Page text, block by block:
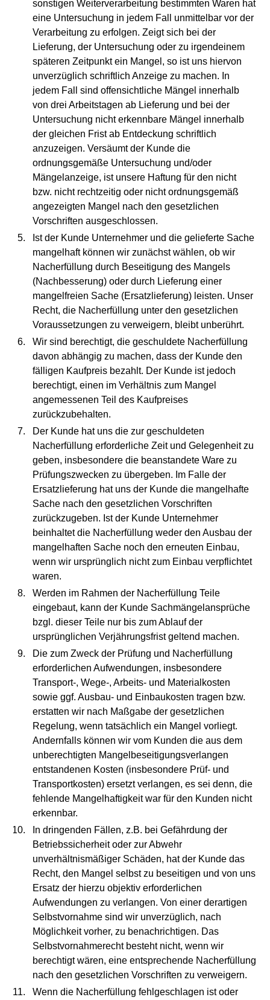
sonstigen Weiterverarbeitung bestimmten Waren hat
eine Untersuchung in jedem Fall unmittelbar vor der
Verarbeitung zu erfolgen. Zeigt sich bei der
Lieferung, der Untersuchung oder zu irgendeinem
späteren Zeitpunkt ein Mangel, so ist uns hiervon
unverzüglich schriftlich Anzeige zu machen. In
jedem Fall sind offensichtliche Mängel innerhalb
von drei Arbeitstagen ab Lieferung und bei der
Untersuchung nicht erkennbare Mängel innerhalb
der gleichen Frist ab Entdeckung schriftlich
anzuzeigen. Versäumt der Kunde die
ordnungsgemäße Untersuchung und/oder
Mängelanzeige, ist unsere Haftung für den nicht
bzw. nicht rechtzeitig oder nicht ordnungsgemäß
angezeigten Mangel nach den gesetzlichen
Vorschriften ausgeschlossen.
Ist der Kunde Unternehmer und die gelieferte Sache
mangelhaft können wir zunächst wählen, ob wir
Nacherfüllung durch Beseitigung des Mangels
(Nachbesserung) oder durch Lieferung einer
mangelfreien Sache (Ersatzlieferung) leisten. Unser
Recht, die Nacherfüllung unter den gesetzlichen
Voraussetzungen zu verweigern, bleibt unberührt.
Wir sind berechtigt, die geschuldete Nacherfüllung
davon abhängig zu machen, dass der Kunde den
fälligen Kaufpreis bezahlt. Der Kunde ist jedoch
berechtigt, einen im Verhältnis zum Mangel
angemessenen Teil des Kaufpreises
zurückzubehalten.
Der Kunde hat uns die zur geschuldeten
Nacherfüllung erforderliche Zeit und Gelegenheit zu
geben, insbesondere die beanstandete Ware zu
Prüfungszwecken zu übergeben. Im Falle der
Ersatzlieferung hat uns der Kunde die mangelhafte
Sache nach den gesetzlichen Vorschriften
zurückzugeben. Ist der Kunde Unternehmer
beinhaltet die Nacherfüllung weder den Ausbau der
mangelhaften Sache noch den erneuten Einbau,
wenn wir ursprünglich nicht zum Einbau verpflichtet
waren.
Werden im Rahmen der Nacherfüllung Teile
eingebaut, kann der Kunde Sachmängelansprüche
bzgl. dieser Teile nur bis zum Ablauf der
ursprünglichen Verjährungsfrist geltend machen.
Die zum Zweck der Prüfung und Nacherfüllung
erforderlichen Aufwendungen, insbesondere
Transport-, Wege-, Arbeits- und Materialkosten
sowie ggf. Ausbau- und Einbaukosten tragen bzw.
erstatten wir nach Maßgabe der gesetzlichen
Regelung, wenn tatsächlich ein Mangel vorliegt.
Andernfalls können wir vom Kunden die aus dem
unberechtigten Mangelbeseitigungsverlangen
entstandenen Kosten (insbesondere Prüf- und
Transportkosten) ersetzt verlangen, es sei denn, die
fehlende Mangelhaftigkeit war für den Kunden nicht
erkennbar.
In dringenden Fällen, z.B. bei Gefährdung der
Betriebssicherheit oder zur Abwehr
unverhältnismäßiger Schäden, hat der Kunde das
Recht, den Mangel selbst zu beseitigen und von uns
Ersatz der hierzu objektiv erforderlichen
Aufwendungen zu verlangen. Von einer derartigen
Selbstvornahme sind wir unverzüglich, nach
Möglichkeit vorher, zu benachrichtigen. Das
Selbstvornahmerecht besteht nicht, wenn wir
berechtigt wären, eine entsprechende Nacherfüllung
nach den gesetzlichen Vorschriften zu verweigern.
Wenn die Nacherfüllung fehlgeschlagen ist oder